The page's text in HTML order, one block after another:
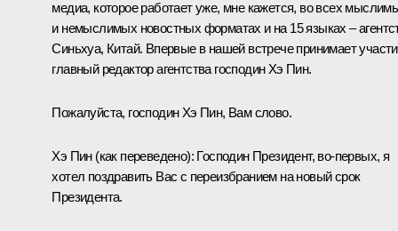
медиа, которое работает уже, мне кажется, во всех
и немыслимых новостных форматах и на 15 языках –
Синьхуа, Китай. Впервые в нашей встрече принимает
главный редактор агентства господин Хэ Пин.
Пожалуйста, господин Хэ Пин, Вам слово.
Хэ Пин (как переведено): Господин Президент, во-первых, я
хотел поздравить Вас с переизбранием на новый срок
Президента.